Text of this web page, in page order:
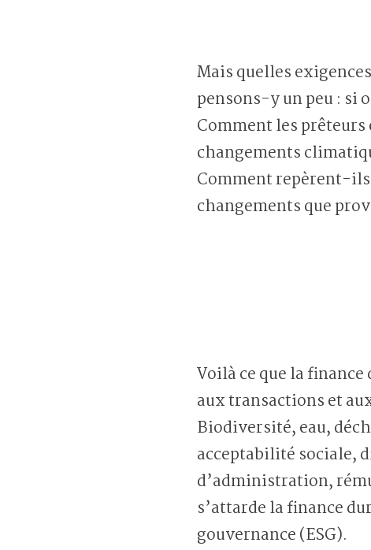
Mais quelles
pensons-y un peu : si
Comment les
changements
Comment repèrent-ils
changements que
Voilà ce que la
aux transactions et
Biodiversité, eau,
acceptabilité sociale,
d’administration,
s’attarde la finance
gouvernance (ESG).